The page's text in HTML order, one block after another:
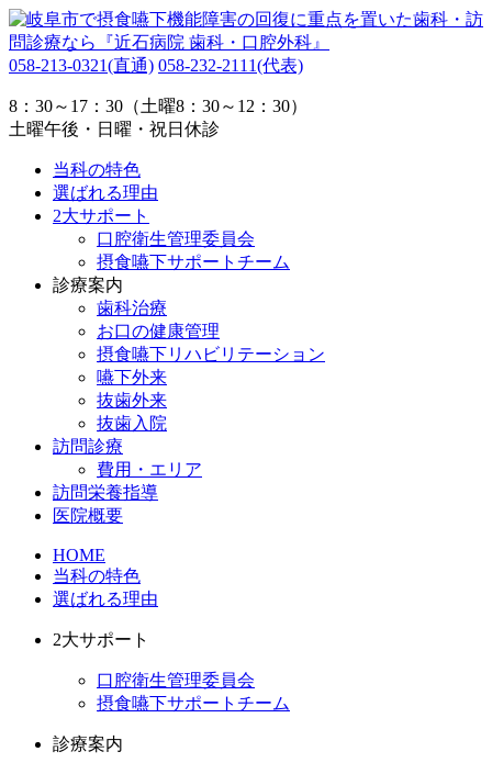
058-213-0321(直通) 058-232-2111(代表)
8：30～17：30（土曜8：30～12：30）
土曜午後・日曜・祝日休診
当科の特色
選ばれる理由
2大サポート
口腔衛生管理委員会
摂食嚥下サポートチーム
診療案内
歯科治療
お口の健康管理
摂食嚥下リハビリテーション
嚥下外来
抜歯外来
抜歯入院
訪問診療
費用・エリア
訪問栄養指導
医院概要
HOME
当科の特色
選ばれる理由
2大サポート
口腔衛生管理委員会
摂食嚥下サポートチーム
診療案内